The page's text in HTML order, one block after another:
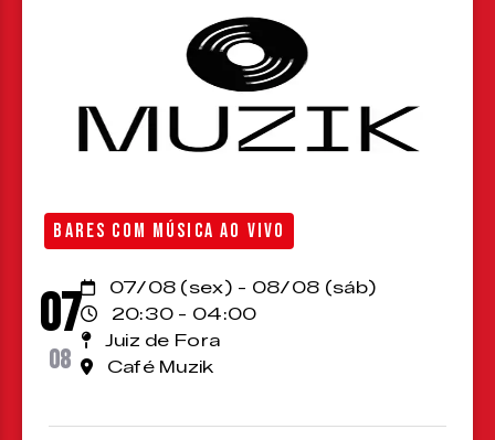
BARES COM MÚSICA AO VIVO
07
08
07/08 (sex) - 08/08 (sáb)
20:30 - 04:00
Juiz de Fora
Café Muzik